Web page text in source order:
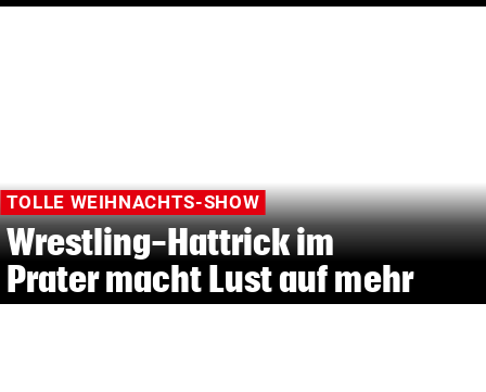
TOLLE WEIHNACHTS-SHOW
Wrestling-Hattrick im
Prater macht Lust auf mehr